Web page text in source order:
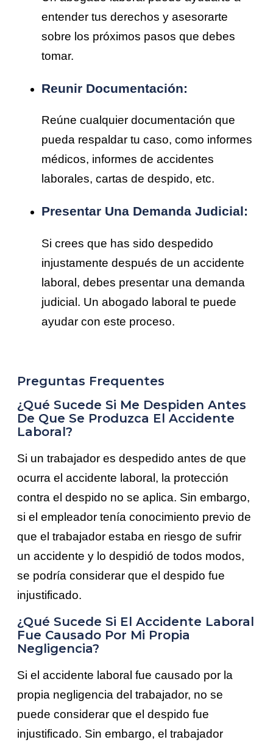
entender tus derechos y asesorarte
sobre los próximos pasos que debes
tomar.
Reunir Documentación:
Reúne cualquier documentación que
pueda respaldar tu caso, como informes
médicos, informes de accidentes
laborales, cartas de despido, etc.
Presentar Una Demanda Judicial:
Si crees que has sido despedido
injustamente después de un accidente
laboral, debes presentar una demanda
judicial. Un abogado laboral te puede
ayudar con este proceso.
Preguntas Frequentes
¿Qué Sucede Si Me Despiden Antes
De Que Se Produzca El Accidente
Laboral?
Si un trabajador es despedido antes de que
ocurra el accidente laboral, la protección
contra el despido no se aplica. Sin embargo,
si el empleador tenía conocimiento previo de
que el trabajador estaba en riesgo de sufrir
un accidente y lo despidió de todos modos,
se podría considerar que el despido fue
injustificado.
¿Qué Sucede Si El Accidente Laboral
Fue Causado Por Mi Propia
Negligencia?
Si el accidente laboral fue causado por la
propia negligencia del trabajador, no se
puede considerar que el despido fue
injustificado. Sin embargo, el trabajador